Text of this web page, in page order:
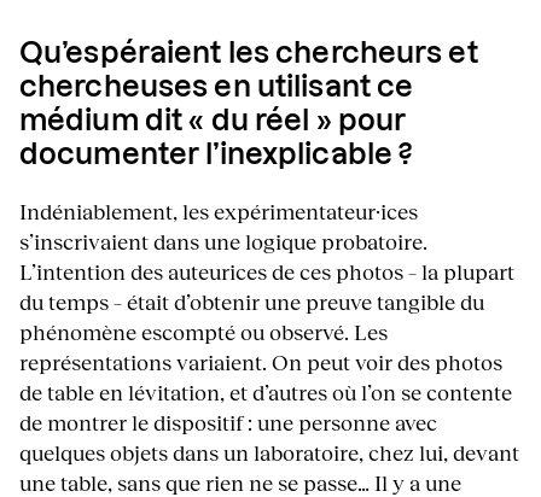
Qu’espéraient les chercheurs et
chercheuses en utilisant ce
médium dit « du réel » pour
documenter l’inexplicable ?
Indéniablement, les expérimentateur·ices
s’inscrivaient dans une logique probatoire.
L’intention des auteurices de ces photos – la plupart
du temps – était d’obtenir une preuve tangible du
phénomène escompté ou observé. Les
représentations variaient. On peut voir des photos
de table en lévitation, et d’autres où l’on se contente
de montrer le dispositif : une personne avec
quelques objets dans un laboratoire, chez lui, devant
une table, sans que rien ne se passe… Il y a une